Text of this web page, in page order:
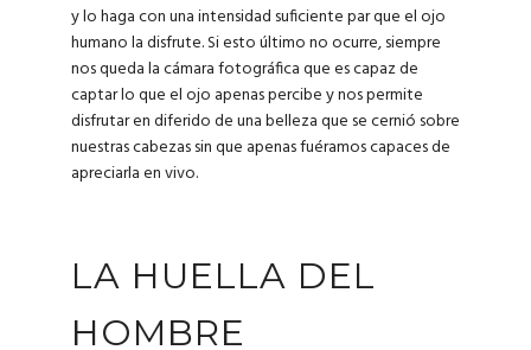
y lo haga con una intensidad suficiente par que el ojo
humano la disfrute. Si esto último no ocurre, siempre
nos queda la cámara fotográfica que es capaz de
captar lo que el ojo apenas percibe y nos permite
disfrutar en diferido de una belleza que se cernió sobre
nuestras cabezas sin que apenas fuéramos capaces de
apreciarla en vivo.
LA HUELLA DEL
HOMBRE